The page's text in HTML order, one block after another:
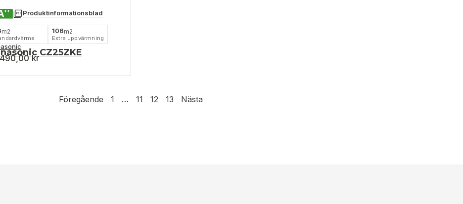
Produktinformationsblad
m2 106m2
Extra uppvärmning
CZ25ZKE
490,00kr
Föregående 1 … 11 12 13 Nästa